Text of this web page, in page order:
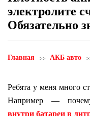
электролите
Обязательно
Главная АКБ авто
Ребята у меня много
Например —
внутри батареи в